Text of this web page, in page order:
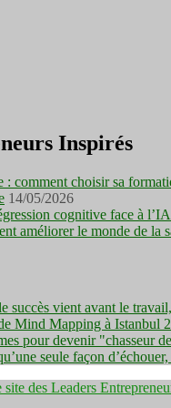
Inspirés
: comment choisir sa
14/05/2026
cognitive face à
améliorer le monde de la
succès vient avant le
Mind Mapping à Istanbul
pour devenir "chasseur
seule façon
des Leaders